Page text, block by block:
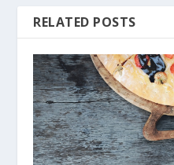
RELATED POSTS